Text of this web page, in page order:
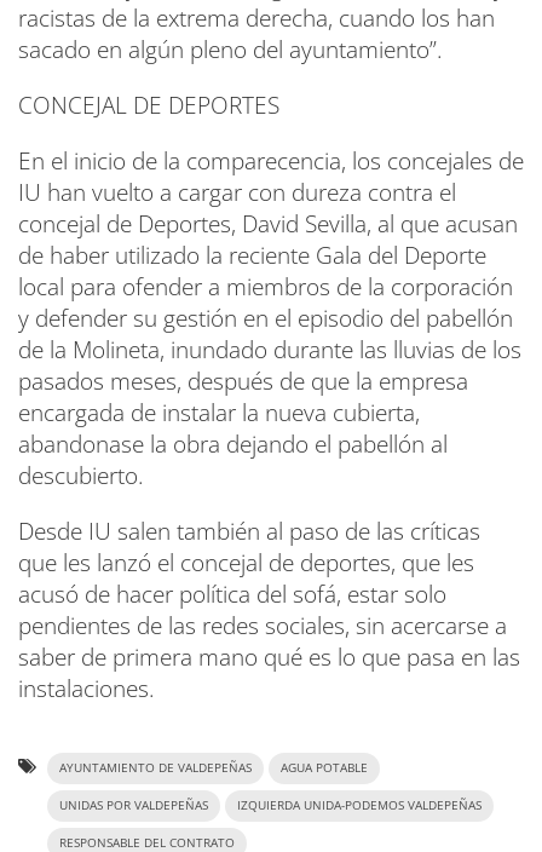
racistas de la extrema derecha, cuando los han
sacado en algún pleno del ayuntamiento”.
CONCEJAL DE DEPORTES
En el inicio de la comparecencia, los concejales de
IU han vuelto a cargar con dureza contra el
concejal de Deportes, David Sevilla, al que acusan
de haber utilizado la reciente Gala del Deporte
local para ofender a miembros de la corporación
y defender su gestión en el episodio del pabellón
de la Molineta, inundado durante las lluvias de los
pasados meses, después de que la empresa
encargada de instalar la nueva cubierta,
abandonase la obra dejando el pabellón al
descubierto.
Desde IU salen también al paso de las críticas
que les lanzó el concejal de deportes, que les
acusó de hacer política del sofá, estar solo
pendientes de las redes sociales, sin acercarse a
saber de primera mano qué es lo que pasa en las
instalaciones.
AYUNTAMIENTO DE VALDEPEÑAS AGUA POTABLE
UNIDAS POR VALDEPEÑAS IZQUIERDA UNIDA-PODEMOS VALDEPEÑAS
RESPONSABLE DEL CONTRATO